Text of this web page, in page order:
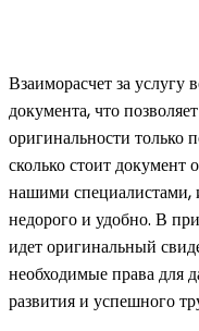
Взаиморасчет за услугу
документа, что
оригинальности только
сколько стоит документ
нашими специалистами,
недорого и удобно. В
идет оригинальный
необходимые права для
развития и успешного